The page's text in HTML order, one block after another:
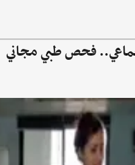
فحص طبي مجاني